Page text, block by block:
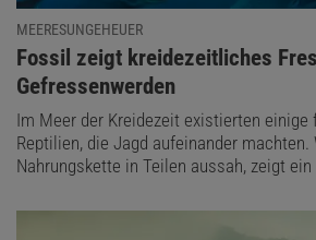
MEERESUNGEHEUER
:
Fossil zeigt kreidezeitliches
Gefressenwerden
Im Meer der Kreidezeit existierten einige
Reptilien, die Jagd aufeinander machten.
Nahrungskette in Teilen aussah, zeigt